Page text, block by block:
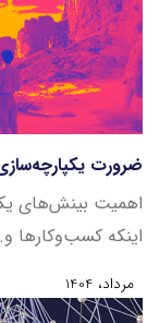
ضرورت یکپارچه‌سازی
اهمیت بینش‌های
اینکه کسب‌وکارها
مرداد، 1404